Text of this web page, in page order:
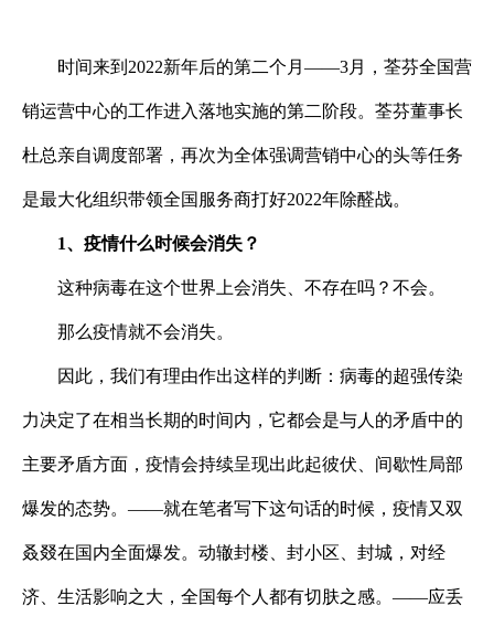
时间来到 2022新年后的第二个月——3月，荃芬全国营
销运营中心的工作进入落地实施的第二阶段。荃芬董事长
杜总亲自调度部署，再次为全体强调营销中心的头等任务
是最大化组织带领全国服务商打好2022年除醛战。
1、 疫情什么时候会消失？
这种病毒在这个世界上会消失、不存在吗？不会。
那么疫情就不会消失。
因此，我们有理由作出这样的判断：病毒的超强传染
力决定了在相当长期的时间内，它都会是与人的矛盾中的
主要矛盾方面，疫情会持续呈现出此起彼伏、间歇性局部
爆发的态势。 ——就在笔者写下这句话的时候，疫情又双
叒叕在国内全面爆发。动辙封楼、封小区、封城，对经
济、生活影响之大，全国每个人都有切肤之感。 ——应丢